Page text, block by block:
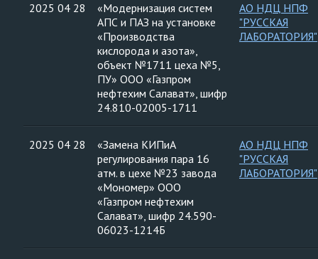
2025 04 28
«Модернизация систем
АПС и ПАЗ на установке
«Производства
кислорода и азота»,
объект №1711 цеха №5,
ПУ» ООО «Газпром
нефтехим Салават», шифр
24.810-02005-1711
АО НДЦ НПФ
"РУССКАЯ
ЛАБОРАТОРИЯ"
2025 04 28
«Замена КИПиА
регулирования пара 16
атм. в цехе №23 завода
«Мономер» ООО
«Газпром нефтехим
Салават», шифр 24.590-
06023-1214Б
АО НДЦ НПФ
"РУССКАЯ
ЛАБОРАТОРИЯ"